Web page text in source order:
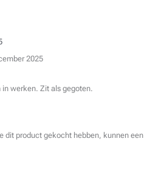
2025
werken. Zit als gegoten.
dit product gekocht hebben, kunnen een